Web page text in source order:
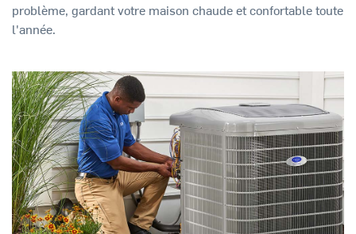
problème, gardant votre maison chaude et confortable toute
l'année.